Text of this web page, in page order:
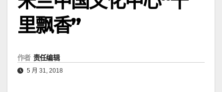
里飘香”
作者 责任编辑
5 月 31, 2018